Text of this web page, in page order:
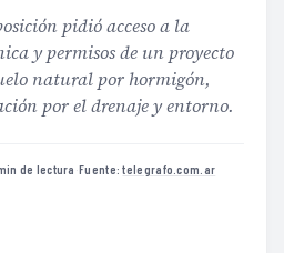
pidió acceso a la
y permisos de un proyecto
natural por hormigón,
por el drenaje y entorno.
de lectura ·Fuente:telegrafo.com.ar